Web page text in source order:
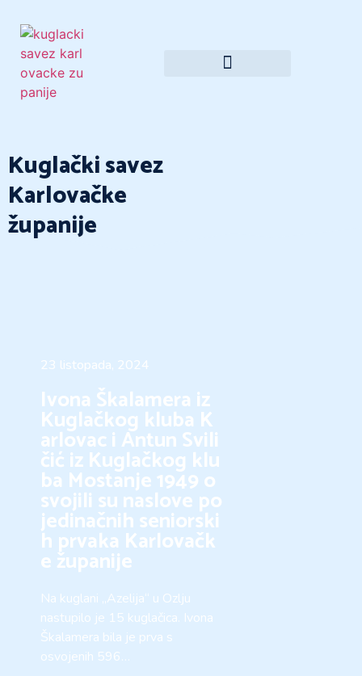
Kuglački savez
Karlovačke
županije
23 listopada, 2024
Ivona Škalamera iz
Kuglačkog kluba K
arlovac i Antun Svili
čić iz Kuglačkog klu
ba Mostanje 1949 o
svojili su naslove po
jedinačnih seniorski
h prvaka Karlovačk
e županije
Na kuglani „Azelija“ u Ozlju
nastupilo je 15 kuglačica. Ivona
Škalamera bila je prva s
osvojenih 596…